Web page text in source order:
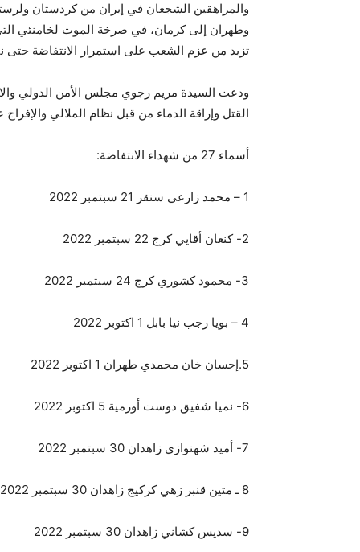
والمراهقين الشجعان في إيران من كردستان
وطهران إلى كرمان، في صرخة الموت لخامنئي التي
تزيد من عزم الشعب على استمرار الانتفاضة حتى
ودعت السيدة مريم رجوي مجلس الأمن الدولي
القتل وإراقة الدماء من قبل نظام الملالي
أسماء 27 من شهداء الانتفاضة:
1 – محمد زارعي سنقر 21 سبتمبر 2022
2- كنعان أقايي كرج 22 سبتمبر 2022
3- محمود كشوري كرج 24 سبتمبر 2022
4 – بويا رجب نيا بابل 1 اكتوبر 2022
5.إحسان خان محمدي طهران 1 اكتوبر 2022
6- نميا شفيق دوست أورمية 5 اكتوبر 2022
7- أميد شهنوازي زاهدان 30 سبتمبر 2022
8 ـ متين قنبر زهي كركيج زاهدان 30 سبتمبر 2022
9- سديس كشاني زاهدان 30 سبتمبر 2022